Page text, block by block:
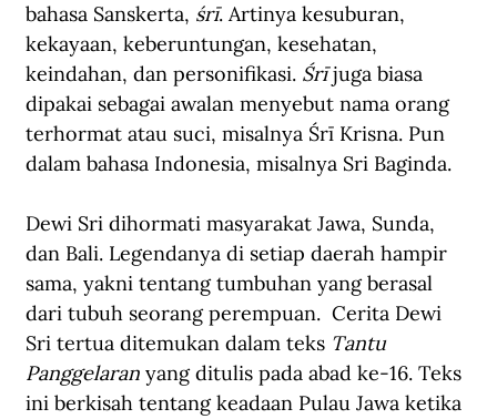
bahasa Sanskerta, śrī. Artinya kesuburan,
kekayaan, keberuntungan, kesehatan,
keindahan, dan personifikasi. Śrī juga biasa
dipakai sebagai awalan menyebut nama orang
terhormat atau suci, misalnya Śrī Krisna. Pun
dalam bahasa Indonesia, misalnya Sri Baginda.
Dewi Sri dihormati masyarakat Jawa, Sunda,
dan Bali. Legendanya di setiap daerah hampir
sama, yakni tentang tumbuhan yang berasal
dari tubuh seorang perempuan.  Cerita Dewi
Sri tertua ditemukan dalam teks Tantu
Panggelaran yang ditulis pada abad ke-16. Teks
ini berkisah tentang keadaan Pulau Jawa ketika